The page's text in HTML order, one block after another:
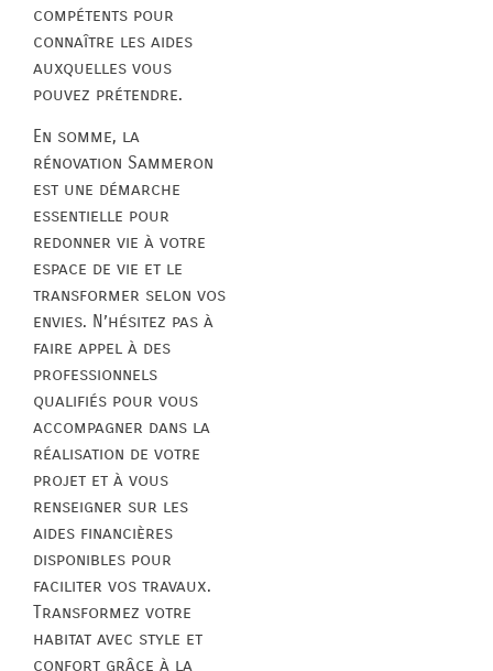
compétents pour
connaître les aides
auxquelles vous
pouvez prétendre.
En somme, la
rénovation Sammeron
est une démarche
essentielle pour
redonner vie à votre
espace de vie et le
transformer selon vos
envies. N’hésitez pas à
faire appel à des
professionnels
qualifiés pour vous
accompagner dans la
réalisation de votre
projet et à vous
renseigner sur les
aides financières
disponibles pour
faciliter vos travaux.
Transformez votre
habitat avec style et
confort grâce à la